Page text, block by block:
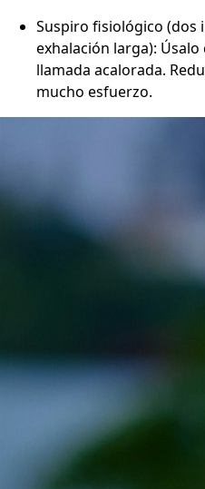
Suspiro fisiológico (dos
exhalación larga):
llamada acalorada.
mucho esfuerzo.